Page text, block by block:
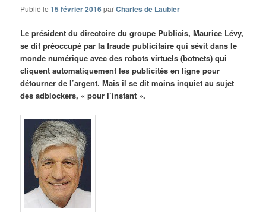
Publié le15 février 2016parCharles de Laubier
Le président du directoire du groupe Publicis, Maurice Lévy,
se dit préoccupé par la fraude publicitaire qui sévit dans le
monde numérique avec des robots virtuels (botnets) qui
cliquent automatiquement les publicités en ligne pour
détourner de l’argent. Mais il se dit moins inquiet au sujet
des adblockers, « pour l’instant ».